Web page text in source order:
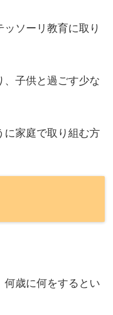
ソーリ教育に取り
、子供と過ごす少な
に家庭で取り組む方
何歳に何をするとい